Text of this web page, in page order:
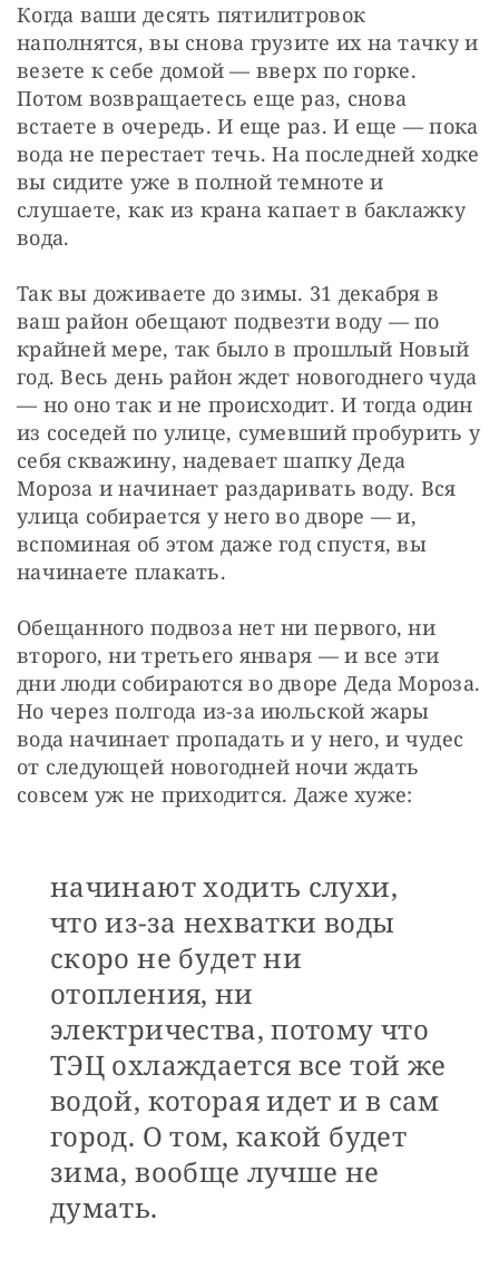
Когда ваши десять пятилитровок
наполнятся, вы снова грузите их на тачку и
везете к себе домой — вверх по горке.
Потом возвращаетесь еще раз, снова
встаете в очередь. И еще раз. И еще — пока
вода не перестает течь. На последней ходке
вы сидите уже в полной темноте и
слушаете, как из крана капает в баклажку
вода.
Так вы доживаете до зимы. 31 декабря в
ваш район обещают подвезти воду — по
крайней мере, так было в прошлый Новый
год. Весь день район ждет новогоднего чуда
— но оно так и не происходит. И тогда один
из соседей по улице, сумевший пробурить у
себя скважину, надевает шапку Деда
Мороза и начинает раздаривать воду. Вся
улица собирается у него во дворе — и,
вспоминая об этом даже год спустя, вы
начинаете плакать.
Обещанного подвоза нет ни первого, ни
второго, ни третьего января — и все эти
дни люди собираются во дворе Деда Мороза.
Но через полгода из-за июльской жары
вода начинает пропадать и у него, и чудес
от следующей новогодней ночи ждать
совсем уж не приходится. Даже хуже:
начинают ходить слухи,
что из-за нехватки воды
скоро не будет ни
отопления, ни
электричества, потому что
ТЭЦ охлаждается все той же
водой, которая идет и в сам
город. О том, какой будет
зима, вообще лучше не
думать.